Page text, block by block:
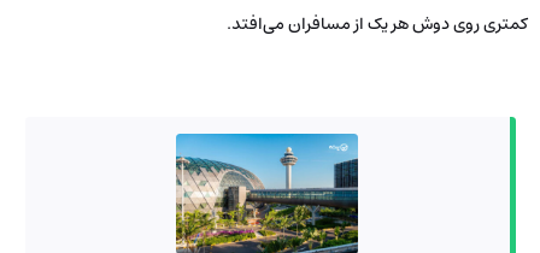
کمتری روی دوش هر یک از مسافران می‌افتد.